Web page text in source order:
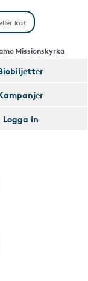
Missionskyrka
Logga in